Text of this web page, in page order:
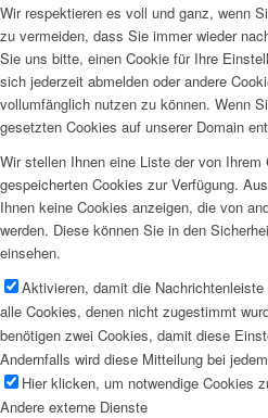
Wir respektieren es voll und ganz, wenn
zu vermeiden, dass Sie immer wieder
Sie uns bitte, einen Cookie für Ihre
sich jederzeit abmelden oder andere
vollumfänglich nutzen zu können. Wenn
gesetzten Cookies auf unserer Domain
Wir stellen Ihnen eine Liste der von Ihrem
gespeicherten Cookies zur Verfügung.
Ihnen keine Cookies anzeigen, die von
werden. Diese können Sie in den
einsehen.
Aktivieren, damit die
alle Cookies, denen nicht zugestimmt
benötigen zwei Cookies, damit diese
Andernfalls wird diese Mitteilung bei
Hier klicken, um notwendige Cookies
Andere externe Dienste